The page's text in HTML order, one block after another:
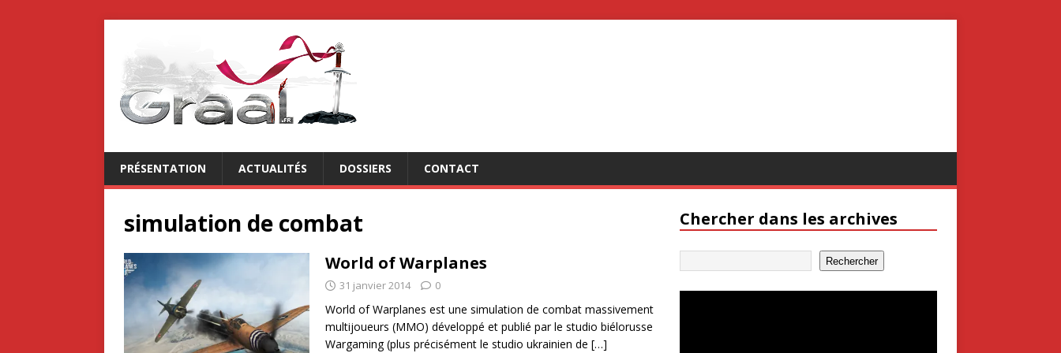
PRÉSENTATION ACTUALITÉS DOSSIERS CONTACT
simulation de combat
World of Warplanes
31 janvier 2014 0
World of Warplanes est une simulation de combat massivement
multijoueurs (MMO) développé et publié par le studio biélorusse
Wargaming (plus précisément le studio ukrainien de […]
Chercher dans les archives
Rechercher